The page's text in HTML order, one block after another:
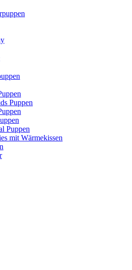
Puppen
Puppen
mit Wärmekissen